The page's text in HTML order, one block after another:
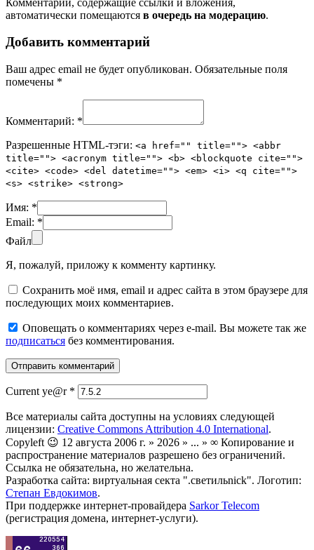
автоматически помещаются в очередь на модерацию.
Добавить комментарий
Ваш адрес email не будет опубликован. Обязательные поля
помечены *
Комментарий: *
Разрешенные HTML-тэги: <a href="" title=""> <abbr
title=""> <acronym title=""> <b> <blockquote cite="">
<cite> <code> <del datetime=""> <em> <i> <q cite="">
<s> <strike> <strong>
Имя: *
Email: *
Файл
Я, пожалуй, приложу к комменту картинку.
Сохранить моё имя, email и адрес сайта в этом браузере для
последующих моих комментариев.
Оповещать о комментариях через e-mail. Вы можете так же
подписаться без комментирования.
Current ye@r *
Все материалы сайта доступны на условиях следующей
лицензии: Creative Commons Attribution 4.0 International.
Copyleft 😉 12 августа 2006 г. » 2026 » ... » ∞ Копирование и
распространение материалов разрешено без ограничений.
Ссылка не обязательна, но желательна.
Разработка сайта: виртуальная секта ".светильnick". Логотип:
Степан Евдокимов.
При поддержке интернет-провайдера Sarkor Telecom
(регистрация домена, интернет-услуги).